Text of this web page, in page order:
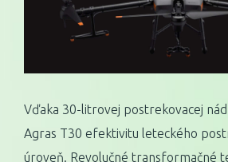
Vďaka 30-litrovej postrekovacej
Agras T30 efektivitu leteckého
úroveň. Revolučné transformačné